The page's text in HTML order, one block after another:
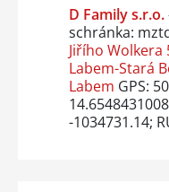
D Family s.r.o.
schránka:
Jiřího Wolkera
Labem-Stará
Labem GPS:
-1034731.14;